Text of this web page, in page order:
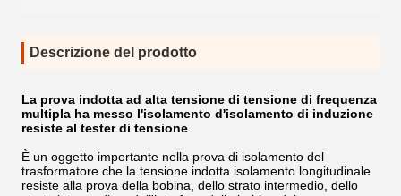
Descrizione del prodotto
La prova indotta ad alta tensione di tensione di frequenza
multipla ha messo l'isolamento d'isolamento di induzione
resiste al tester di tensione
È un oggetto importante nella prova di isolamento del
trasformatore che la tensione indotta isolamento longitudinale
resiste alla prova della bobina, dello strato intermedio, dello